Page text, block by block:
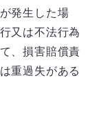
発生した場
又は不法行為
、損害賠償責
重過失がある